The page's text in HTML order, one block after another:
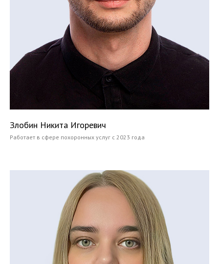
Злобин Никита Игоревич
Работает в сфере похоронных услуг с 2023 года